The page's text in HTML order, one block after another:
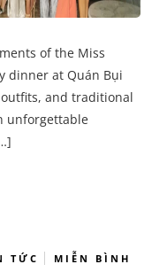
of the Miss
dinner at Quán Bụi
and traditional
unforgettable
TỨC
MIỄN BÌNH